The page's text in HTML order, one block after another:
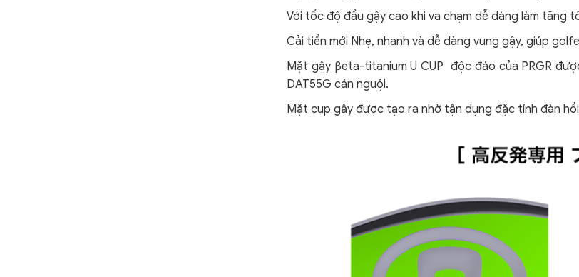
Với tốc độ đầu gậy cao khi va chạm dễ dàng làm tăng
Cải tiển mới Nhẹ, nhanh và dễ dàng vung gậy, giúp
Mặt gậy βeta-titanium U CUP độc đáo của PRGR
DAT55G cán nguội.
Mặt cup gậy được tạo ra nhờ tận dụng đặc tính đàn